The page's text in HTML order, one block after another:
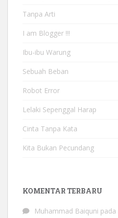
Tanpa Arti
I am Blogger !!!
Ibu-ibu Warung
Sebuah Beban
Robot Error
Lelaki Sepenggal Harap
Cinta Tanpa Kata
Kita Bukan Pecundang
KOMENTAR TERBARU
Muhammad Baiquni pada